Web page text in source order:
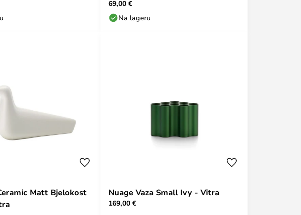
69,00 €
Na lageru
Matt Bjelokost
Nuage Vaza Small Ivy - Vitra
169,00 €